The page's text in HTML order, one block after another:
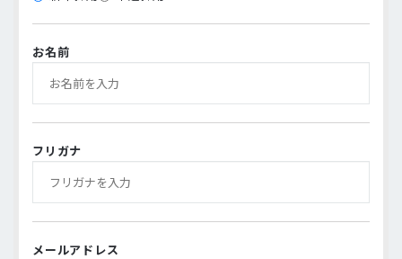
お名前
フリガナ
メールアドレス